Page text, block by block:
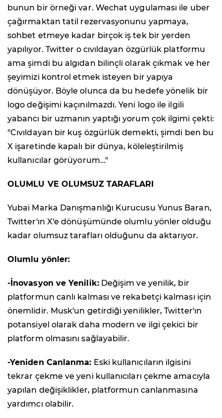
bunun bir örneği var. Wechat uygulaması ile uber
çağırmaktan tatil rezervasyonunu yapmaya,
sohbet etmeye kadar birçok iş tek bir yerden
yapılıyor. Twitter o cıvıldayan özgürlük platformu
ama şimdi bu algıdan bilinçli olarak çıkmak ve her
şeyimizi kontrol etmek isteyen bir yapıya
dönüşüyor. Böyle olunca da bu hedefe yönelik bir
logo değişimi kaçınılmazdı. Yeni logo ile ilgili
yabancı bir uzmanın yaptığı yorum çok ilgimi çekti:
"Cıvıldayan bir kuş özgürlük demekti, şimdi ben bu
X işaretinde kapalı bir dünya, köleleştirilmiş
kullanıcılar görüyorum…"
OLUMLU VE OLUMSUZ TARAFLARI
Yubai Marka Danışmanlığı Kurucusu Yunus Baran,
Twitter'ın X'e dönüşümünde olumlu yönler olduğu
kadar olumsuz tarafları olduğunu da aktarıyor.
Olumlu yönler:
-İnovasyon ve Yenilik:Değişim ve yenilik, bir
platformun canlı kalması ve rekabetçi kalması için
önemlidir. Musk'un getirdiği yenilikler, Twitter'ın
potansiyel olarak daha modern ve ilgi çekici bir
platform olmasını sağlayabilir.
-Yeniden Canlanma: Eski kullanıcıların ilgisini
tekrar çekme ve yeni kullanıcıları çekme amacıyla
yapılan değişiklikler, platformun canlanmasına
yardımcı olabilir.